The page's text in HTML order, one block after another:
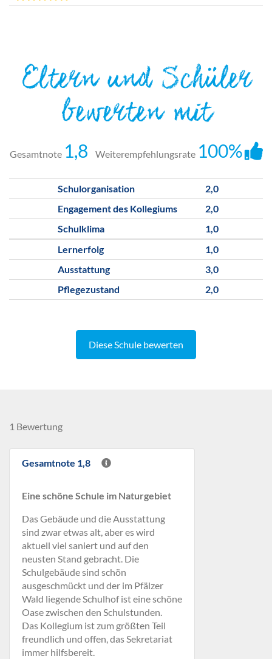
Eltern und Schüler
bewerten mit
Gesamtnote 1,8 Weiterempfehlungsrate 100%
Schulorganisation
2,0
Engagement des Kollegiums
2,0
Schulklima
1,0
Lernerfolg
1,0
Ausstattung
3,0
Pflegezustand
2,0
Diese Schule bewerten
1 Bewertung
Gesamtnote 1,8
Eine schöne Schule im Naturgebiet
Das Gebäude und die Ausstattung
sind zwar etwas alt, aber es wird
aktuell viel saniert und auf den
neusten Stand gebracht. Die
Schulgebäude sind schön
ausgeschmückt und der im Pfälzer
Wald liegende Schulhof ist eine schöne
Oase zwischen den Schulstunden.
Das Kollegium ist zum größten Teil
freundlich und offen, das Sekretariat
immer hilfsbereit.